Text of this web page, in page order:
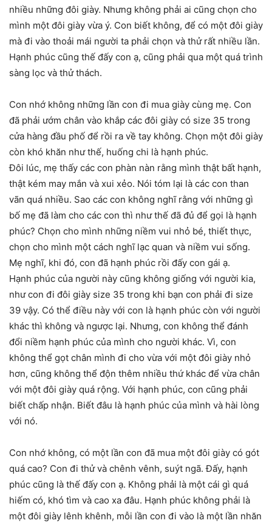
nhiều những đôi giày. Nhưng không phải ai cũng chọn cho
mình một đôi giày vừa ý. Con biết không, để có một đôi giày
mà đi vào thoải mái người ta phải chọn và thử rất nhiều lần.
Hạnh phúc cũng thế đấy con ạ, cũng phải qua một quá trình
sàng lọc và thử thách.
Con nhớ không những lần con đi mua giày cùng mẹ. Con
đã phải ướm chân vào khắp các đôi giày có size 35 trong
cửa hàng đầu phố để rồi ra về tay không. Chọn một đôi giày
còn khó khăn như thế, huống chi là hạnh phúc.
Đôi lúc, mẹ thấy các con phàn nàn rằng mình thật bất hạnh,
thật kém may mắn và xui xẻo. Nói tóm lại là các con than
vãn quá nhiều. Sao các con không nghĩ rằng với những gì
bố mẹ đã làm cho các con thì như thế đã đủ để gọi là hạnh
phúc? Chọn cho mình những niềm vui nhỏ bé, thiết thực,
chọn cho mình một cách nghĩ lạc quan và niềm vui sống.
Mẹ nghĩ, khi đó, con đã hạnh phúc rồi đấy con gái ạ.
Hạnh phúc của người này cũng không giống với người kia,
như con đi đôi giày size 35 trong khi bạn con phải đi size
39 vậy. Có thể điều này với con là hạnh phúc còn với người
khác thì không và ngược lại. Nhưng, con không thể đánh
đổi niềm hạnh phúc của mình cho người khác. Vì, con
không thể gọt chân mình đi cho vừa với một đôi giày nhỏ
hơn, cũng không thể độn thêm nhiều thứ khác để vừa chân
với một đôi giày quá rộng. Với hạnh phúc, con cũng phải
biết chấp nhận. Biết đâu là hạnh phúc của mình và hài lòng
với nó.
Con nhớ không, có một lần con đã mua một đôi giày có gót
quá cao? Con đi thử và chênh vênh, suýt ngã. Đấy, hạnh
phúc cũng là thế đấy con ạ. Không phải là một cái gì quá
hiếm có, khó tìm và cao xa đâu. Hạnh phúc không phải là
một đôi giày lênh khênh, mỗi lần con đi vào là một lần nhăn